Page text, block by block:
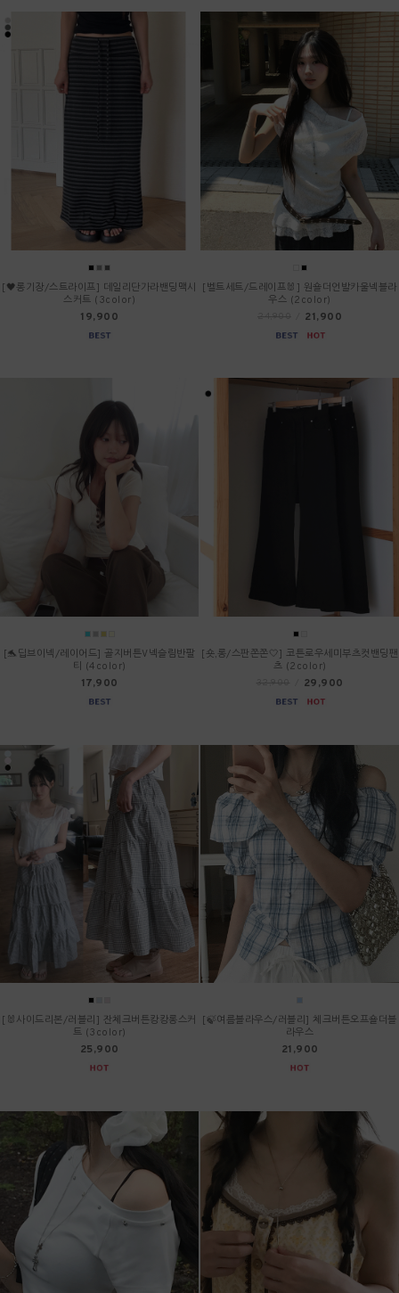
[🖤롱기장/스트라이프] 데일리단가라밴딩맥시
스커트 (3color)
19,900
[벨트세트/드레이프🐰] 원숄더언발카울넥블라
우스 (2color)
21,900
[🐬딥브이넥/레이어드] 골지버튼V넥슬림반팔
티 (4color)
17,900
[숏,롱/스판쫀쫀🤍] 코튼로우세미부츠컷밴딩팬
츠 (2color)
29,900
[🐰사이드리본/러블리] 잔체크버튼캉캉롱스커
트 (3color)
25,900
[🍃여름블라우스/러블리] 체크버튼오프숄더블
라우스
21,900